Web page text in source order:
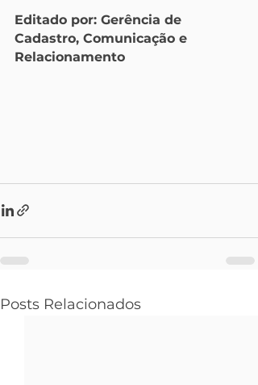
Editado por: Gerência de
Cadastro, Comunicação e
Relacionamento
Posts Relacionados